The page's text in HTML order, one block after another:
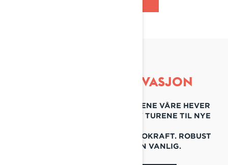
INNEBYGD INNOVASJON
ALLE FUNKSJONENE VED SLEDENE VÅRE HEVER
KRAFTEN OG OPPLEVELSEN AV TURENE TIL NYE
UNIKT FJÆRINGSSYSTEM. TURBOKRAFT. ROBUST
DESIGN. ALT ANNET ENN VANLIG.